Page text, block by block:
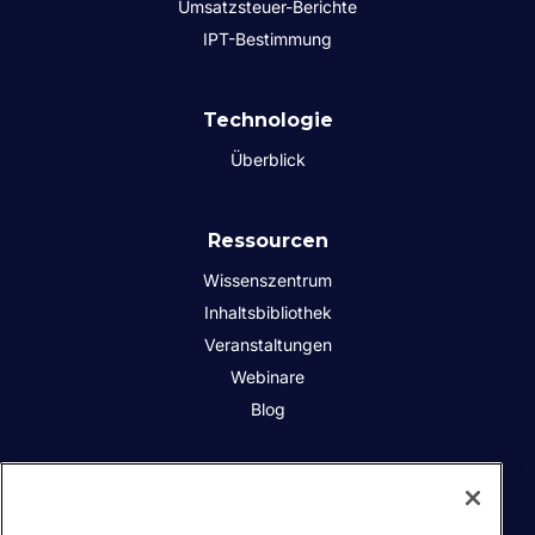
Umsatzsteuer-Berichte
IPT-Bestimmung
Technologie
Überblick
Ressourcen
Wissenszentrum
Inhaltsbibliothek
Veranstaltungen
Webinare
Blog